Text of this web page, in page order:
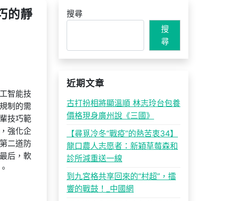
的靜
智能技
制的需
技巧範
強化企
二道防
后，軟
搜尋
搜
尋
近期文章
古打扮相將顯溫順 林志玲台包養
價格現身廣州說《三國》
【尋覓冷冬“戰疫”的熱苦衷34】
龍口農人志愿者：新穎草莓森和
診所減重送一線
到九宮格共享回來的“村超”，擂
響的戰鼓！_中國網